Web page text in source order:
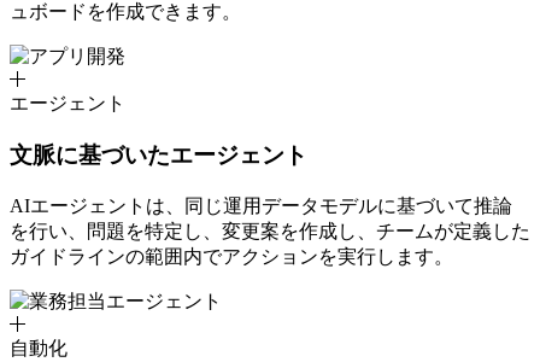
ュボードを作成できます。
エージェント
文脈に基づいたエージェント
AIエージェントは、同じ運用データモデルに基づいて推論
を行い、問題を特定し、変更案を作成し、チームが定義した
ガイドラインの範囲内でアクションを実行します。
自動化